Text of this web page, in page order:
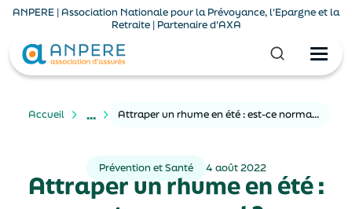
ANPERE | Association Nationale pour la Prévoyance, l'Epargne et la
Retraite | Partenaire d'AXA
Accueil ... Attraper un rhume en été : est-ce normal ?
Prévention et Santé 4 août 2022
Attraper un rhume en été :